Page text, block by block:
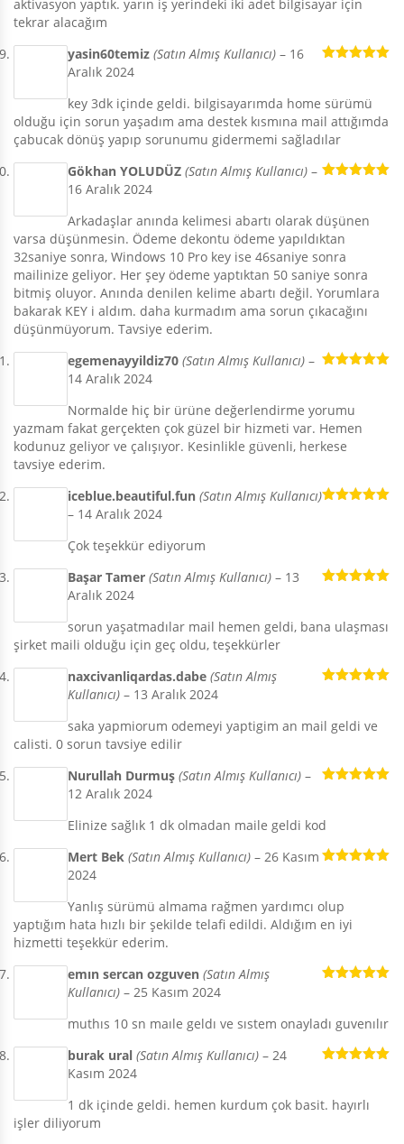
aktivasyon yaptık. yarın iş yerindeki iki adet bilgisayar için
tekrar alacağım
yasin60temiz (Satın Almış Kullanıcı) – 16
Aralık 2024
key 3dk içinde geldi. bilgisayarımda home sürümü
olduğu için sorun yaşadım ama destek kısmına mail attığımda
çabucak dönüş yapıp sorunumu gidermemi sağladılar
Gökhan YOLUDÜZ (Satın Almış Kullanıcı) –
16 Aralık 2024
Arkadaşlar anında kelimesi abartı olarak düşünen
varsa düşünmesin. Ödeme dekontu ödeme yapıldıktan
32saniye sonra, Windows 10 Pro key ise 46saniye sonra
mailinize geliyor. Her şey ödeme yaptıktan 50 saniye sonra
bitmiş oluyor. Anında denilen kelime abartı değil. Yorumlara
bakarak KEY i aldım. daha kurmadım ama sorun çıkacağını
düşünmüyorum. Tavsiye ederim.
egemenayyildiz70 (Satın Almış Kullanıcı) –
14 Aralık 2024
Normalde hiç bir ürüne değerlendirme yorumu
yazmam fakat gerçekten çok güzel bir hizmeti var. Hemen
kodunuz geliyor ve çalışıyor. Kesinlikle güvenli, herkese
tavsiye ederim.
iceblue.beautiful.fun (Satın Almış Kullanıcı)
– 14 Aralık 2024
Çok teşekkür ediyorum
Başar Tamer (Satın Almış Kullanıcı) – 13
Aralık 2024
sorun yaşatmadılar mail hemen geldi, bana ulaşması
şirket maili olduğu için geç oldu, teşekkürler
naxcivanliqardas.dabe (Satın Almış
Kullanıcı) – 13 Aralık 2024
saka yapmiorum odemeyi yaptigim an mail geldi ve
calisti. 0 sorun tavsiye edilir
Nurullah Durmuş (Satın Almış Kullanıcı) –
12 Aralık 2024
Elinize sağlık 1 dk olmadan maile geldi kod
Mert Bek (Satın Almış Kullanıcı) – 26 Kasım
2024
Yanlış sürümü almama rağmen yardımcı olup
yaptığım hata hızlı bir şekilde telafi edildi. Aldığım en iyi
hizmetti teşekkür ederim.
emın sercan ozguven (Satın Almış
Kullanıcı) – 25 Kasım 2024
muthıs 10 sn maıle geldı ve sıstem onayladı guvenılır
burak ural (Satın Almış Kullanıcı) – 24
Kasım 2024
1 dk içinde geldi. hemen kurdum çok basit. hayırlı
işler diliyorum